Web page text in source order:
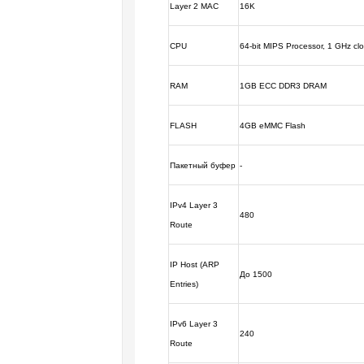
Layer 2 MAC 16K
CPU 64-bit MIPS Processor, 1 GHz
RAM 1GB ECC DDR3 DRAM
FLASH 4GB eMMC Flash
Пакетный буфер -
IPv4 Layer 3
Route
480
IP Host (ARP
Entries)
До 1500
IPv6 Layer 3
Route
240